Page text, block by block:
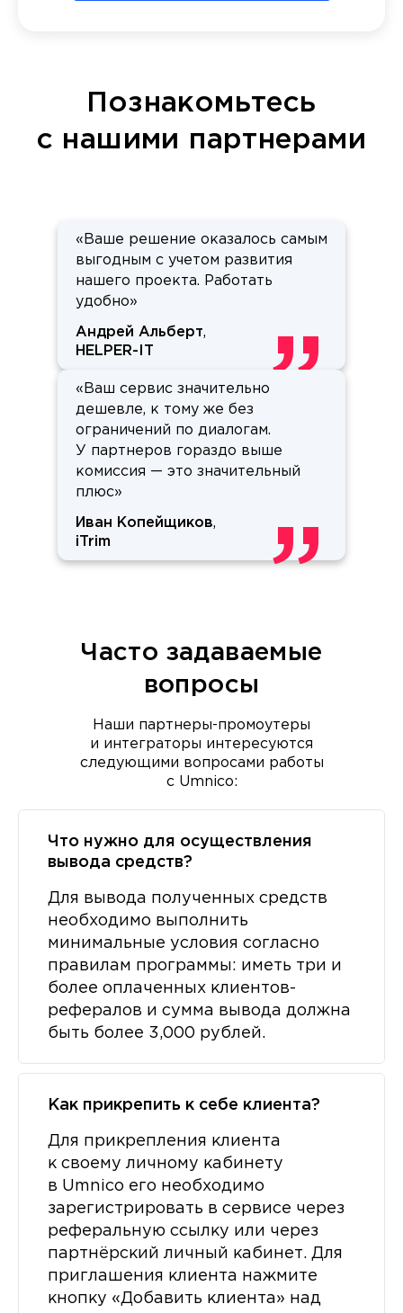
Познакомьтесь
с нашими партнерами
«Ваше решение оказалось самым
выгодным с учетом развития
нашего проекта. Работать
удобно»
Андрей Альберт,
HELPER-IT
«Ваш сервис значительно
дешевле, к тому же без
ограничений по диалогам.
У партнеров гораздо выше
комиссия — это значительный
плюс»
Иван Копейщиков,
iTrim
Часто задаваемые
вопросы
Наши партнеры-промоутеры
и интеграторы интересуются
следующими вопросами работы
с Umnico:
Что нужно для осуществления
вывода средств?
Для вывода полученных средств
необходимо выполнить
минимальные условия согласно
правилам программы: иметь три и
более оплаченных клиентов-
рефералов и сумма вывода должна
быть более 3,000 рублей.
Как прикрепить к себе клиента?
Для прикрепления клиента
к своему личному кабинету
в Umnico его необходимо
зарегистрировать в сервисе через
реферальную ссылку или через
партнёрский личный кабинет. Для
приглашения клиента нажмите
кнопку «Добавить клиента» над